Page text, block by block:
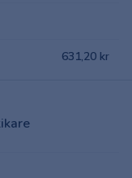
631,20 kr